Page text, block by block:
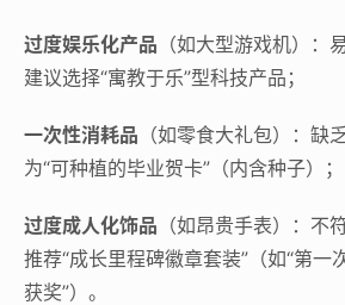
过度娱乐化产品 （如大型游戏机）：
建议选择“寓教于乐”型科技产品；
一次性消耗品 （如零食大礼包）：缺
为“可种植的毕业贺卡”（内含种子）；
过度成人化饰品 （如昂贵手表）：不
推荐“成长里程碑徽章套装”（如“第一
获奖”）。